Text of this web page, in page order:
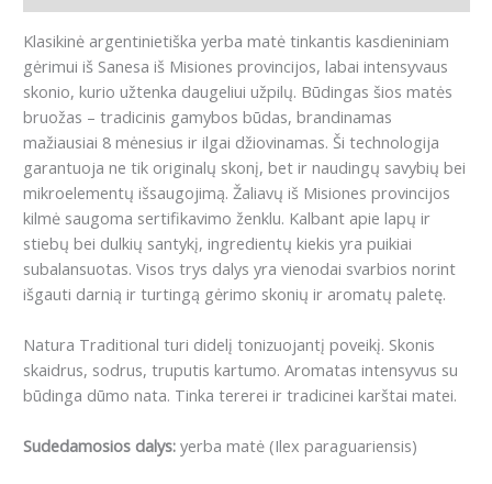
Klasikinė argentinietiška yerba matė tinkantis kasdieniniam
gėrimui iš Sanesa iš Misiones provincijos, labai intensyvaus
skonio, kurio užtenka daugeliui užpilų. Būdingas šios matės
bruožas – tradicinis gamybos būdas, brandinamas
mažiausiai 8 mėnesius ir ilgai džiovinamas. Ši technologija
garantuoja ne tik originalų skonį, bet ir naudingų savybių bei
mikroelementų išsaugojimą. Žaliavų iš Misiones provincijos
kilmė saugoma sertifikavimo ženklu. Kalbant apie lapų ir
stiebų bei dulkių santykį, ingredientų kiekis yra puikiai
subalansuotas. Visos trys dalys yra vienodai svarbios norint
išgauti darnią ir turtingą gėrimo skonių ir aromatų paletę.
Natura Traditional turi didelį tonizuojantį poveikį. Skonis
skaidrus, sodrus, truputis kartumo. Aromatas intensyvus su
būdinga dūmo nata. Tinka tererei ir tradicinei karštai matei.
Sudedamosios dalys: yerba matė (Ilex paraguariensis)